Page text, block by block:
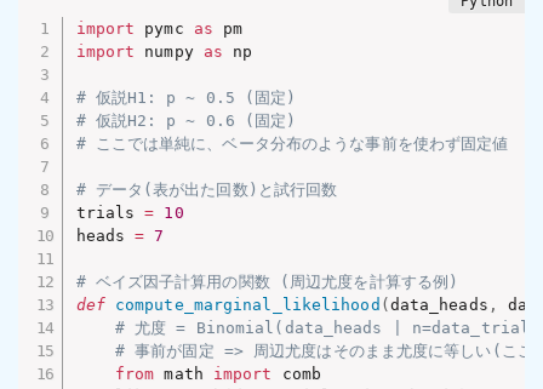
import pymc as
import numpy as np
# 仮説H1: p ~ 0.5 (固定)
# 仮説H2: p ~ 0.6 (固定)
# ここでは単純に、ベータ分布のような事前を使わず固定値
# データ(表が出た回数)と試行回数
trials = 10
heads = 7
# ベイズ因子計算用の関数 (周辺尤度を計算する例)
def
compute_marginal_likelihood (data_heads ,
# 尤度 = Binomial(data_heads |
# 事前が固定 => 周辺尤度はそのまま尤度に等しい(ここ
from math import
comb